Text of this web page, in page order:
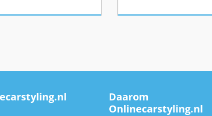
Daarom
Onlinecarstyling.nl